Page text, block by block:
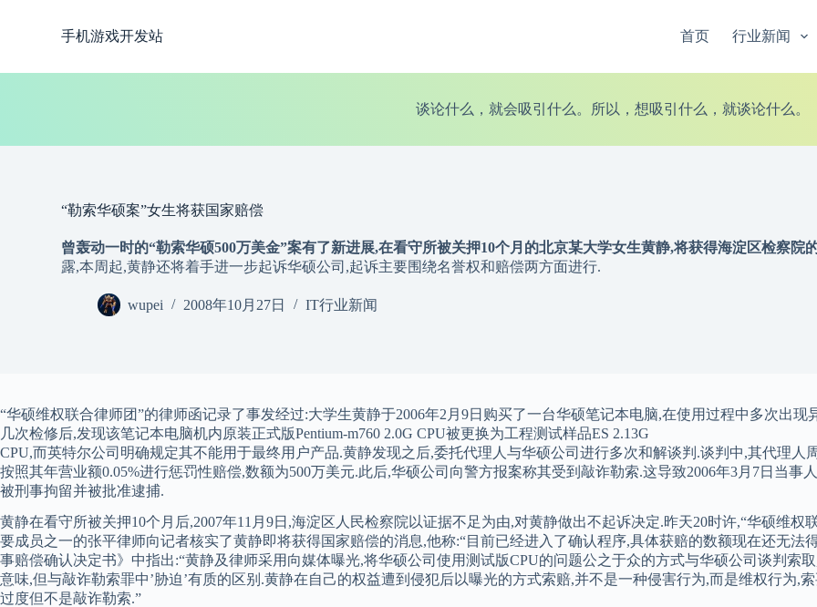
容
手机游戏开发站 首页 行业新闻
谈论什么，就会吸引什么。所以，想吸引什么，就谈论什么。
“勒索华硕案”女生将获国家赔偿
曾轰动一时的“勒索华硕500万美金”案有了新进展,在看守所被关押10个月的北京某大学女生黄静,将获得海淀区检察院
露,本周起,黄静还将着手进一步起诉华硕公司,起诉主要围绕名誉权和赔偿两方面进行.
wupei 2008年10月27日 IT行业新闻
“华硕维权联合律师团”的律师函记录了事发经过:大学生黄静于2006年2月9日购买了一台华硕笔记本电脑,在使用过程中多次出现
几次检修后,发现该笔记本电脑机内原装正式版Pentium-m760 2.0G CPU被更换为工程测试样品ES 2.13G
CPU,而英特尔公司明确规定其不能用于最终用户产品.黄静发现之后,委托代理人与华硕公司进行多次和解谈判.谈判中,其代理人
按照其年营业额0.05%进行惩罚性赔偿,数额为500万美元.此后,华硕公司向警方报案称其受到敲诈勒索.这导致2006年3月7日当事
被刑事拘留并被批准逮捕.
黄静在看守所被关押10个月后,2007年11月9日,海淀区人民检察院以证据不足为由,对黄静做出不起诉决定.昨天20时许,“华硕维权
要成员之一的张平律师向记者核实了黄静即将获得国家赔偿的消息,他称:“目前已经进入了确认程序,具体获赔的数额现在还无法
事赔偿确认决定书》中指出:“黄静及律师采用向媒体曝光,将华硕公司使用测试版CPU的问题公之于众的方式与华硕公司谈判索
意味,但与敲诈勒索罪中’胁迫’有质的区别.黄静在自己的权益遭到侵犯后以曝光的方式索赔,并不是一种侵害行为,而是维权行为,
过度但不是敲诈勒索.”